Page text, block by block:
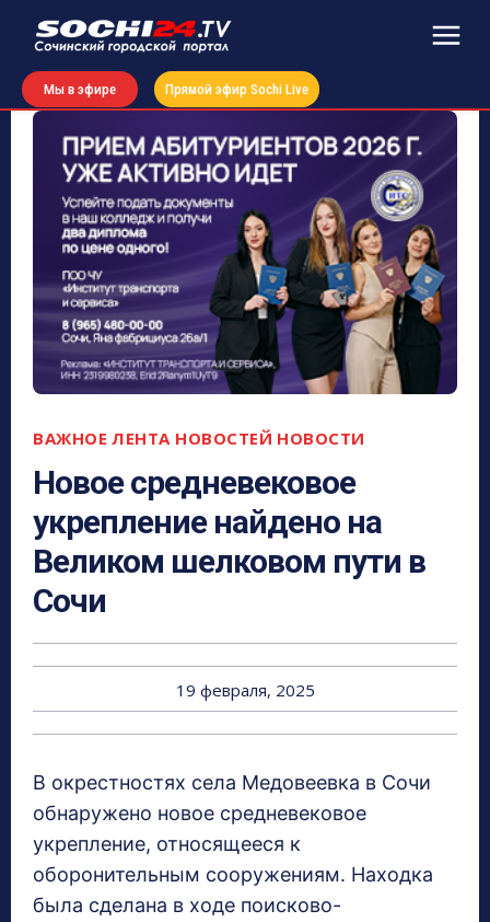
Мы в эфире Прямой эфир Sochi Live
ВАЖНОЕ ЛЕНТА НОВОСТЕЙ НОВОСТИ
Новое средневековое
укрепление найдено на
Великом шелковом пути в
Сочи
19 февраля, 2025
В окрестностях села Медовеевка в Сочи
обнаружено новое средневековое
укрепление, относящееся к
оборонительным сооружениям. Находка
была сделана в ходе поисково-